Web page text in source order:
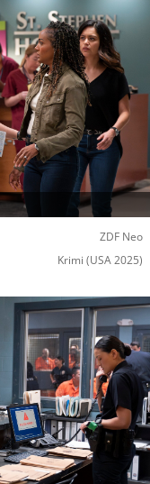
ZDF Neo
Krimi (USA 2025)